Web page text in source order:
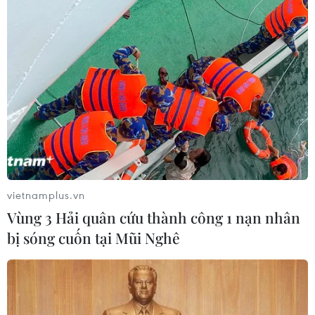
Bộ Y tế đề xuất 8 nhóm chính sách
trong sửa đổi Luật hiến, ghép mô,
tạng
03/08/2026 14:44
Quảng Ninh chấm dứt cơ sở giết mổ
động vật không đủ điều kiện trước
03/08/2026 11:31
Bệnh viện hạng đặc biệt cơ sở Ninh
Bình khẳng định "cánh tay nối dài"
hiệu quả
vietnamplus.vn
Vùng 3 Hải quân cứu thành công 1 nạn nhân
bị sóng cuốn tại Mũi Nghê